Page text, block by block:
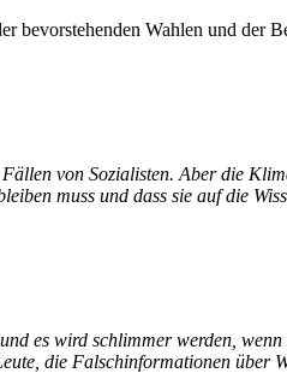
bevorstehenden Wahlen und der
von Sozialisten. Aber die
muss und dass sie auf die
es wird schlimmer werden,
die Falschinformationen über